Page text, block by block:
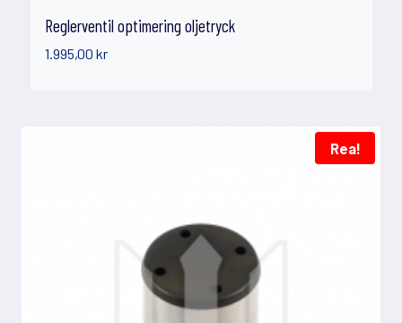
Reglerventil optimering oljetryck
1.995,00 kr
Rea!